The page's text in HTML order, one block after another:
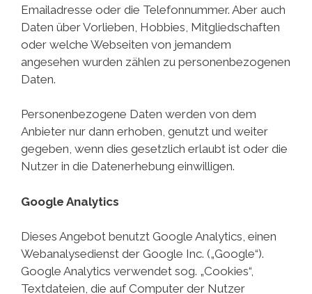
Emailadresse oder die Telefonnummer. Aber auch
Daten über Vorlieben, Hobbies, Mitgliedschaften
oder welche Webseiten von jemandem
angesehen wurden zählen zu personenbezogenen
Daten.
Personenbezogene Daten werden von dem
Anbieter nur dann erhoben, genutzt und weiter
gegeben, wenn dies gesetzlich erlaubt ist oder die
Nutzer in die Datenerhebung einwilligen.
Google Analytics
Dieses Angebot benutzt Google Analytics, einen
Webanalysedienst der Google Inc. („Google“).
Google Analytics verwendet sog. „Cookies“,
Textdateien, die auf Computer der Nutzer